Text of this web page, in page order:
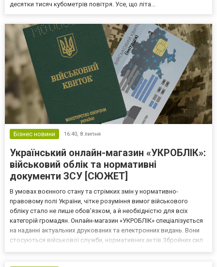
десятки тисяч кубометрів повітря. Усе, що літа...
Бізнес новини 16:40, 8 липня
Український онлайн-магазин «УКРОБЛІК»:
військовий облік та нормативні
документи ЗСУ [СЮЖЕТ]
В умовах воєнного стану та стрімких змін у нормативно-
правовому полі України, чітке розуміння вимог військового
обліку стало не лише обов’язком, а й необхідністю для всіх
категорій громадян. Онлайн-магазин «УКРОБЛІК» спеціалізується
на наданні актуальних друкованих та електронних видань. Вони
стосуються військової служби, нормативних актів Збройних сил